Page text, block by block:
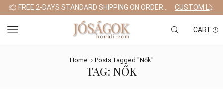
CUSTOM LINK
CART
Home Posts Tagged "nők"
TAG: NŐK